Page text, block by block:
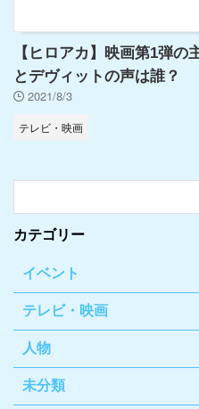
【ヒロアカ】映画第1弾
とデヴィットの声は誰？
2021/8/3
テレビ・映画
カテゴリー
イベント
テレビ・映画
人物
未分類